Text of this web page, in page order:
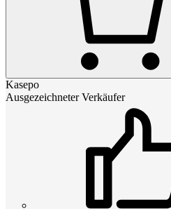
Kasepo
Ausgezeichneter Verkäufer